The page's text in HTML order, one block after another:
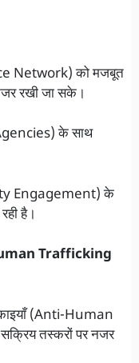
Network) को मजबूत
रखी जा सके।
के साथ
Engagement) के
है।
Trafficking
(Anti-Human
तस्करों पर नजर